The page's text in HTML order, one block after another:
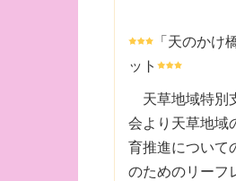
「天のかけ
ット
天草地域特別
会より天草地域
育推進について
のためのリーフ